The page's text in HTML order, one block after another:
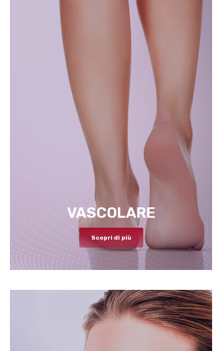
VASCOLARE
Scopri di più